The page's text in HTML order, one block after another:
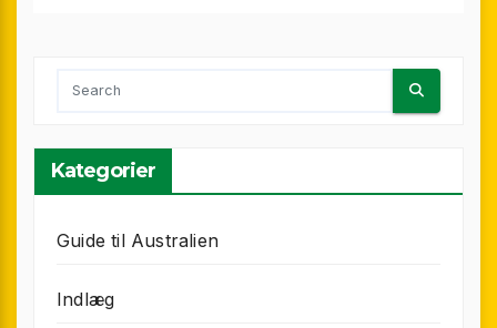
Kategorier
Guide til Australien
Indlæg